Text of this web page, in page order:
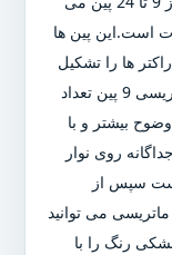
است.این پین ها
ها را تشکیل
دهند.پرینتر ماتریسی 24 پین نسبت به پرینتر ماتریسی 9 پین تعداد
بیشتر و با
روی نوار
سپس از
می توانید
رنگ را با